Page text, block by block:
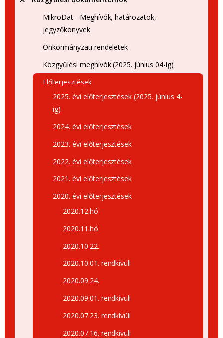
MikroDat - Meghívók, határozatok,
jegyzőkönyvek
Önkormányzati rendeletek
Közgyűlési meghívók (2025. június 04-ig)
Előterjesztések
2025. évi előterjesztések (2025. június 4-
ig)
2024. évi előterjesztések
2023. évi előterjesztések
2022. évi előterjesztések
2021. évi előterjesztések
2020. évi előterjesztések
2020.12.hó
2020.11.hó
2020.10.22.
2020.10.01. rendkívüli
2020.09.24.
2020.09.01. rendkívüli
2020.07.23. rendkívüli
2020.07.16. rendkívüli